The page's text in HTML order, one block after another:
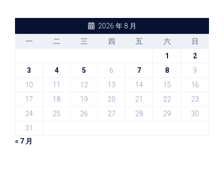
2026 年 8 月
一
二 三 四 五 六
日
1
2
3
4 5 6 7 8
9
10
11 12 13 14 15
16
17
18 19 20 21 22
23
24
25 26 27 28 29
30
31
« 7 月